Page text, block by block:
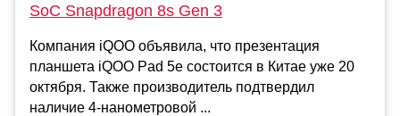
SoC Snapdragon 8s Gen 3
Компания iQOO объявила, что презентация
планшета iQOO Pad 5e состоится в Китае уже 20
октября. Также производитель подтвердил
наличие 4-нанометровой ...